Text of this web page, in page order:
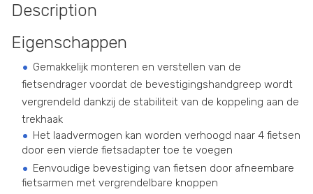
Description
Eigenschappen
Gemakkelijk monteren en verstellen van de
fietsendrager voordat de bevestigingshandgreep wordt
vergrendeld dankzij de stabiliteit van de koppeling aan de
trekhaak
Het laadvermogen kan worden verhoogd naar 4 fietsen
door een vierde fietsadapter toe te voegen
Eenvoudige bevestiging van fietsen door afneembare
fietsarmen met vergrendelbare knoppen